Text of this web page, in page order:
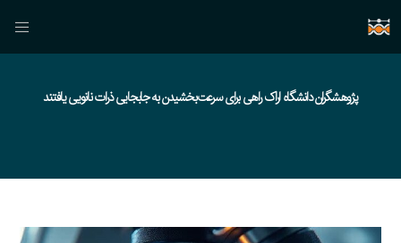
پژوهشگران دانشگاه اراک راهی برای سرعت‌بخشیدن به جابجایی ذرات نانویی یافتند